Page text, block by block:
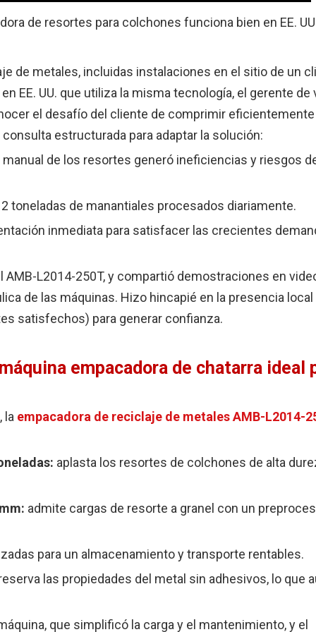
de resortes para colchones funciona bien en EE.
de metales, incluidas instalaciones en el sitio de un
EE. UU. que utiliza la misma tecnología, el gerente de
el desafío del cliente de comprimir
estructurada para adaptar la solución:
de los resortes generó ineficiencias y riesgos
toneladas de manantiales procesados ​​diariamente.
inmediata para satisfacer las crecientes
L2014-250T, y compartió demostraciones en
de las máquinas. Hizo hincapié en la presencia local
satisfechos) para generar confianza.
empacadora de chatarra ideal
la empacadora de reciclaje de metales AMB-L2014-
aplasta los resortes de colchones de alta
admite cargas de resorte a granel con un
para un almacenamiento y transporte rentables.
las propiedades del metal sin adhesivos, lo que
que simplificó la carga y el mantenimiento, y el